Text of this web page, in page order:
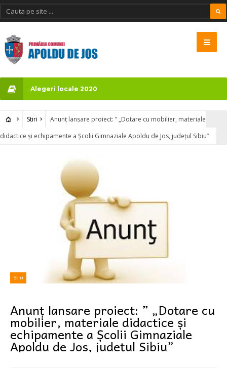
Alegeri locale 2020
Stiri
Anunț lansare proiect: ” „Dotare cu mobilier, materiale
didactice și echipamente a Școlii Gimnaziale Apoldu de Jos, județul Sibiu”
Stiri
Anunț lansare proiect: ” „Dotare cu
mobilier, materiale didactice și
echipamente a Școlii Gimnaziale
Apoldu de Jos, județul Sibiu”